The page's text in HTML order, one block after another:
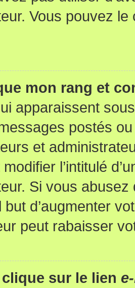
Vous pouvez
mon rang et
apparaissent
postés
et
l’intitulé
Si vous
but d’augmenter
peut rabaisser
sur le lien